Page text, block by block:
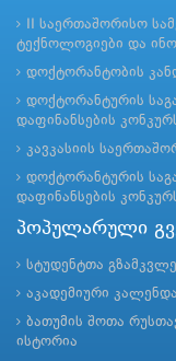
II საერთაშორისო
ტექნოლოგიები და
დოქტორანტობის
დოქტორანტურის
დაფინანსების
კავკასიის
დოქტორანტურის
დაფინანსების
პოპულარული
სტუდენტთა
აკადემიური
ბათუმის შოთა
ისტორია